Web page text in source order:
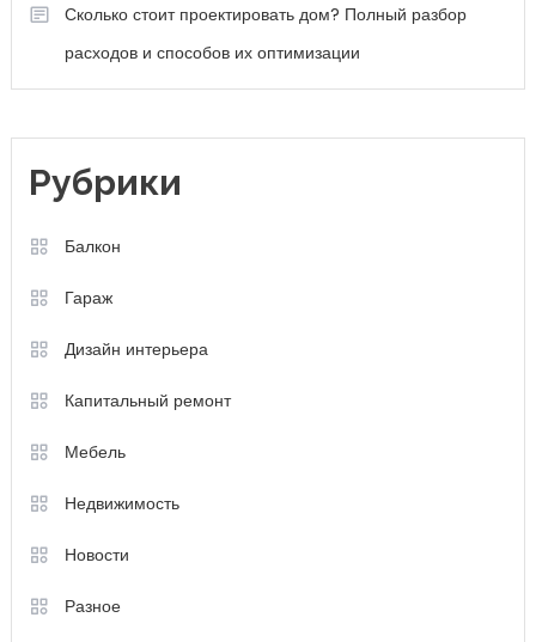
Сколько стоит проектировать дом? Полный разбор
расходов и способов их оптимизации
Рубрики
Балкон
Гараж
Дизайн интерьера
Капитальный ремонт
Мебель
Недвижимость
Новости
Разное